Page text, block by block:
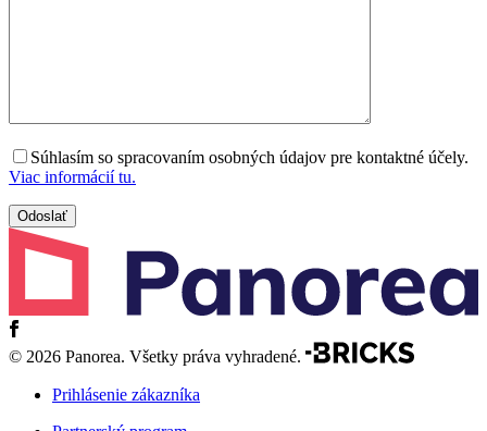
Súhlasím so spracovaním osobných údajov pre kontaktné účely.
Viac informácií tu.
© 2026 Panorea. Všetky práva vyhradené.
Prihlásenie zákazníka